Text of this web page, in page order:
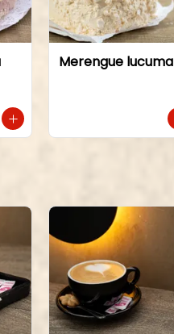
Merengue lucuma